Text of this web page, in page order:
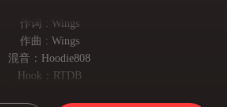
作词 : Wings
作曲 : Wings
混音：Hoodie808
Hook：RTDB